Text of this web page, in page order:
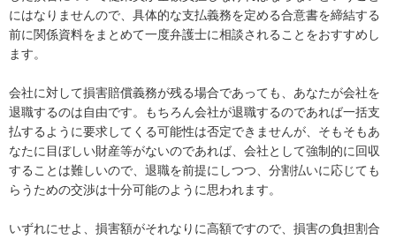
にはなりませんので、具体的な支払義務を定める合意書を締結する
前に関係資料をまとめて一度弁護士に相談されることをおすすめし
ます。
会社に対して損害賠償義務が残る場合であっても、あなたが会社を
退職するのは自由です。もちろん会社が退職するのであれば一括支
払するように要求してくる可能性は否定できませんが、そもそもあ
なたに目ぼしい財産等がないのであれば、会社として強制的に回収
することは難しいので、退職を前提にしつつ、分割払いに応じても
らうための交渉は十分可能のように思われます。
いずれにせよ、損害額がそれなりに高額ですので、損害の負担割合